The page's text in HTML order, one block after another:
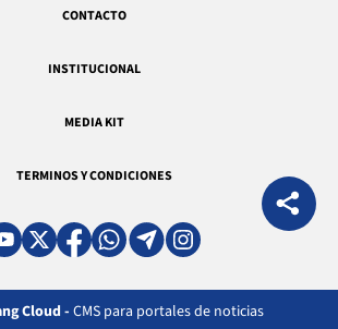
CONTACTO
INSTITUCIONAL
MEDIA KIT
TERMINOS Y CONDICIONES
Cloud - CMS para portales de noticias